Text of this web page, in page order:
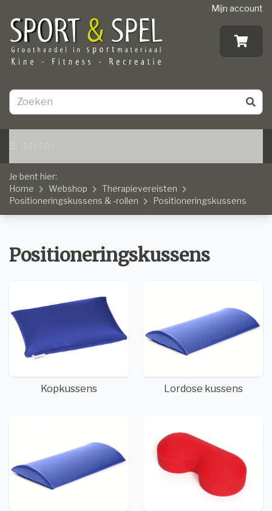
Mijn account
Je bent hier:
Home
Webshop
Therapievereisten
Positioneringskussens & -rollen
Positioneringskussens
Positioneringskussens
Kopkussens Lordose kussens